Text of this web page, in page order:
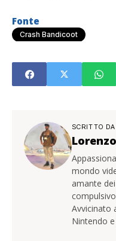
Fonte
Crash Bandicoot
SCRITTO DA
mondo
amante
Avvicinato
Nintendo